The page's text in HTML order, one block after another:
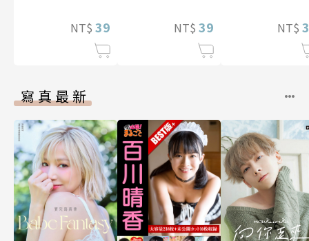
NT$ 39 NT$ 39 NT$
寫真最新